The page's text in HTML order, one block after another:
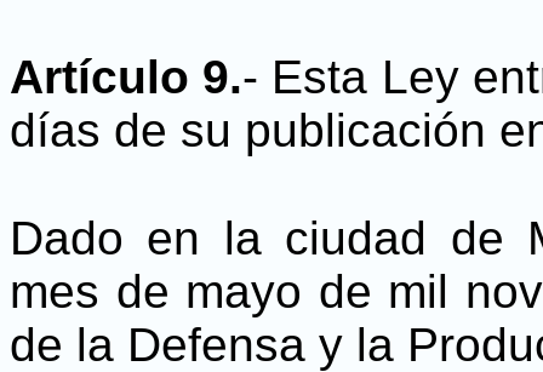
Artículo 9.- Esta Ley
días de su publicación
Dado en la ciudad de
mes de mayo de mil
de la Defensa y la